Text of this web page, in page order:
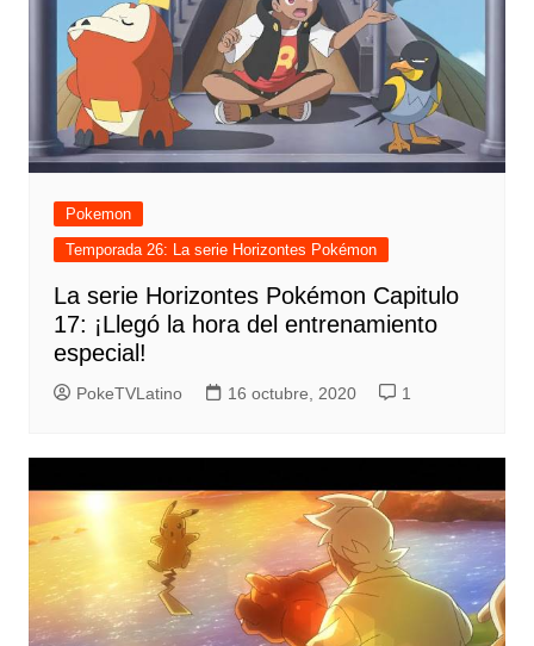
Pokemon
Temporada 26: La serie Horizontes Pokémon
La serie Horizontes Pokémon Capitulo
17: ¡Llegó la hora del entrenamiento
especial!
PokeTVLatino 16 octubre, 2020 1